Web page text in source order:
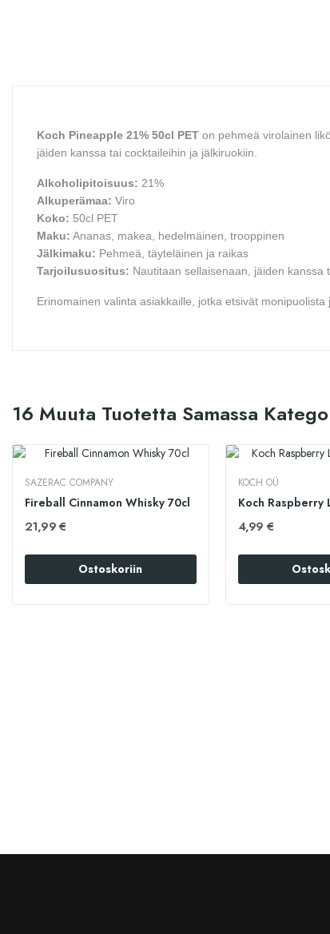
Koch Pineapple 21% 50cl PET on pehmeä virolainen
jäiden kanssa tai cocktaileihin ja jälkiruokiin.
Alkoholipitoisuus: 21%
Alkuperämaa: Viro
Koko: 50cl PET
Maku: Ananas, makea, hedelmäinen, trooppinen
Jälkimaku: Pehmeä, täyteläinen ja raikas
Tarjoilusuositus: Nautitaan sellaisenaan, jäiden kanssa
Erinomainen valinta asiakkaille, jotka etsivät
16 Muuta Tuotetta Samassa
SAZERAC COMPANY
Fireball Cinnamon Whisky 70cl
21,99 €
Ostoskoriin
KOCH OÜ
4,99 €